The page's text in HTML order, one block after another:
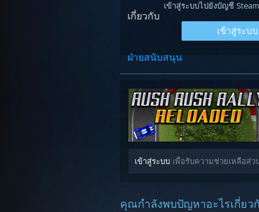
เกี่ยวกับ
ฝ่ายสนับสนุน
เข้าสู่ระบบไปยังบัญชี
เข้าสู่ระบ
เข้าสู่ระบบ เพื่อรับความช่วยเหลือส่ว
คุณกำลังพบปัญหาอะไรเกี่ย